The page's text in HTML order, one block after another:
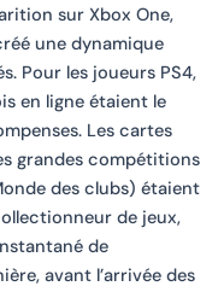
sur Xbox One,
une dynamique
Pour les joueurs PS4,
en ligne étaient le
Les cartes
grandes compétitions
des clubs) étaient
de jeux,
de
avant l’arrivée des